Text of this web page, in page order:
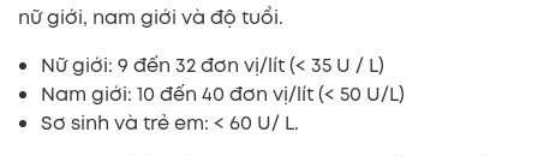
nữ giới, nam giới và độ tuổi.
Nữ giới: 9 đến 32 đơn vị/lít (< 35 U / L)
Nam giới: 10 đến 40 đơn vị/lít (< 50 U/L)
Sơ sinh và trẻ em: < 60 U/ L.